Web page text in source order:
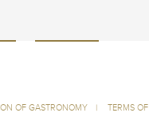
OF GASTRONOMY | TERMS